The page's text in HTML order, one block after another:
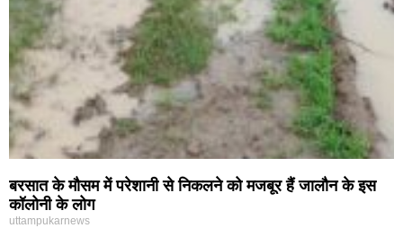
बरसात के मौसम में परेशानी से निकलने को मजबूर हैं जालौन के इस
कॉलोनी के लोग
uttampukarnews